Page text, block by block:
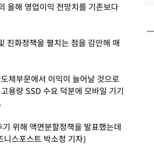
올해 영업이익 전망치를 기존보다
친화정책을 펼치는 점을 감안해 매
체부문에서 이익이 늘어날 것으로
용량 SSD 수요 덕분에 모바일 기기
위해 액면분할정책을 발표했는데
스포스트 박소정 기자]